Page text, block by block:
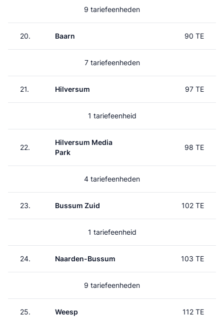
9 tariefeenheden
20. Baarn 90 TE
7 tariefeenheden
21. Hilversum 97 TE
1 tariefeenheid
22.
Hilversum Media
Park
98 TE
4 tariefeenheden
23. Bussum Zuid 102 TE
1 tariefeenheid
24. Naarden-Bussum 103 TE
9 tariefeenheden
25. Weesp 112 TE